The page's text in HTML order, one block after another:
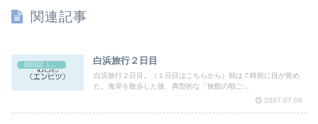
関連記事
白浜旅行２日目
白浜旅行２日目。（１日目はこちらから）朝は７時前に目が覚め
た。海岸を散歩した後、典型的な「旅館の朝ご...
2007.07.08